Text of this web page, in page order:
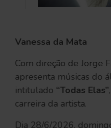
Vanessa da Mata
Com direção de Jorge
apresenta músicas do
intitulado “Todas Elas”
carreira da artista.
Dia 28/6/2026,